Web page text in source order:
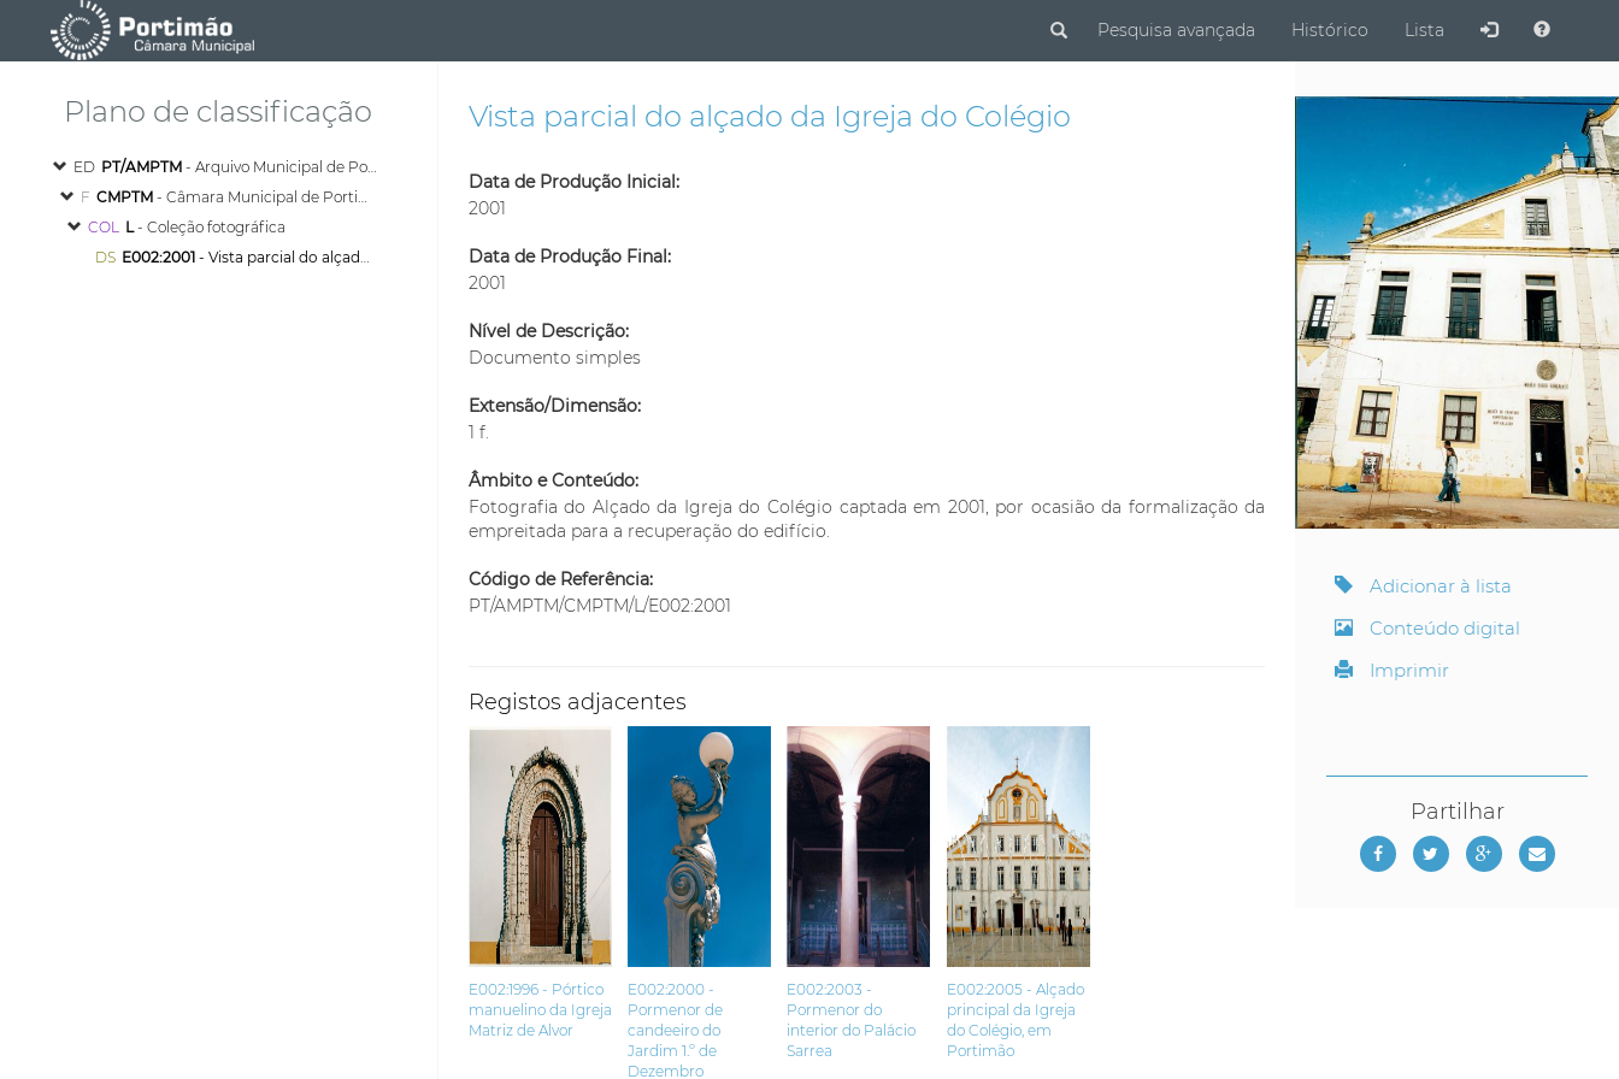
SubmitPesquisa avançada Histórico Lista
Plano de classificação
ED PT/AMPTM- Arquivo Municipal de Portimão
F CMPTM- Câmara Municipal de Portimão
COL L- Coleção fotográfica
DS E002:2001- Vista parcial do alçado da Igreja do Colégio
Vista parcial do alçado da Igreja do Colégio
Data de Produção Inicial:
2001
Data de Produção Final:
2001
Nível de Descrição:
Documento simples
Extensão/Dimensão:
1 f.
Âmbito e Conteúdo:
Fotografia do Alçado da Igreja do Colégio captada em 2001, por ocasião da formalização da
empreitada para a recuperação do edifício.
Código de Referência:
PT/AMPTM/CMPTM/L/E002:2001
Registos adjacentes
E002:1996 - Pórtico
manuelino da Igreja
Matriz de Alvor
E002:2000 -
Pormenor de
candeeiro do
Jardim 1.º de
Dezembro
E002:2003 -
Pormenor do
interior do Palácio
Sarrea
E002:2005 - Alçado
principal da Igreja
do Colégio, em
Portimão
Adicionar à lista
Conteúdo digital
Imprimir
Partilhar